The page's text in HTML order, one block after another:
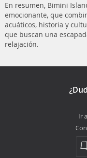
En resumen, Bimini
emocionante, que
acuáticos, historia y
que buscan una
relajación.
Ir